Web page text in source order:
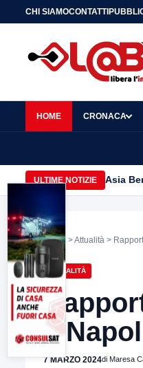
CHI SIAMOCONTATTI
HOME CRONACA
ULTIME NOTIZIE Asia
Home >Attualità >
ATTUALITÀ
a
7 MARZO 2024di Maresa